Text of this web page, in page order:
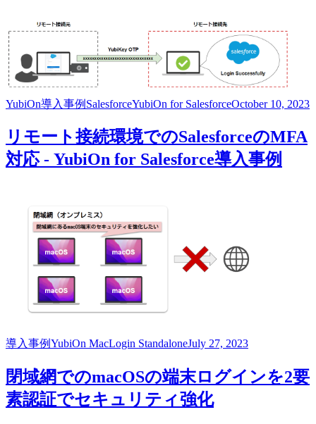
YubiOn導入事例 SalesforceYubiOn for SalesforceOctober 10, 2023
リモート接続環境でのSalesforceのMFA
対応 - YubiOn for Salesforce導入事例
導入事例YubiOn MacLogin StandaloneJuly 27, 2023
閉域網でのmacOSの端末ログインを2要
素認証でセキュリティ強化